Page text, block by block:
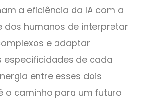
a eficiência da IA com a
dos humanos de interpretar
e adaptar
especificidades de cada
entre esses dois
o caminho para um futuro